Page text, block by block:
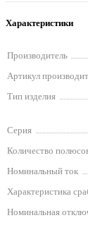
Характеристики
Производитель
Артикул
Тип изделия
Серия
Количество
Номинальный ток
Характеристика
Номинальная